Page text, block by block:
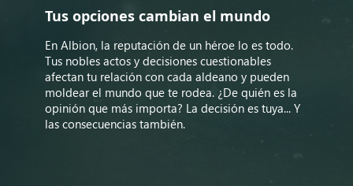
Tus opciones cambian el mundo
En Albion, la reputación de un héroe lo es todo.
Tus nobles actos y decisiones cuestionables
afectan tu relación con cada aldeano y pueden
moldear el mundo que te rodea. ¿De quién es la
opinión que más importa? La decisión es tuya... Y
las consecuencias también.